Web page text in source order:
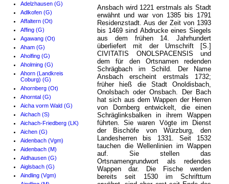
Adelzhausen (G)
Adlkofen (G)
Affaltern (Ot)
Affing (G)
Agawang (Ot)
Aham (G)
Aholfing (G)
Aholming (G)
Ahorn (Landkreis
Coburg) (G)
Ahornberg (Ot)
Ahorntal (G)
Aicha vorm Wald (G)
Aichach (S)
Aichach-Friedberg (LK)
Aichen (G)
Aidenbach (Vgm)
Aidenbach (M)
Aidhausen (G)
Aiglsbach (G)
Aindling (Vgm)
Ansbach wird 1221 erstmals als Stadt
erwähnt und war von 1385 bis 1791
Residenzstadt. Aus der Zeit von 1393
bis 1469 sind Abdrucke eines Siegels
aus dem frühen 14. Jahrhundert
überliefert mit der Umschrift [S.]
CIVITATIS ONOLSPACENSIS und
dem für den Ortsnamen redenden
Schrägbach im Schild. Der Name
Ansbach erscheint erstmals 1732;
früher hieß die Stadt Onoldisbach,
Onolsbach oder Onsbach. Der Bach
hat sich aus dem Wappen der Herren
von Dornberg entwickelt, die einen
Schräglinksbalken in ihrem Wappen
führten. Sie waren Vögte im Dienst
der Bischöfe von Würzburg, den
Landesherren bis 1331. Seit 1532
tauchen die Wellenlinien im Wappen
auf. Sie stellen das
Ortsnamengrundwort als redendes
Wappen dar. Die Fische werden
bereits seit 1530 im Schrifttum